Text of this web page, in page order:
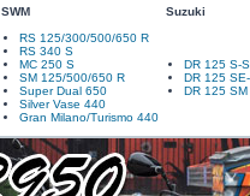
SWM
Suzuki
RS 125/300/500/650 R
RS 340 S
MC 250 S
SM 125/500/650 R
Super Dual 650
Silver Vase 440
Gran Milano/Turismo 440
DR 125 S-
DR 125
DR 125 SM